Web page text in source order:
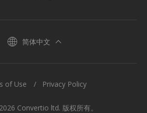
简体中文
Convertio ltd. 版权所有。
of Use Privacy Policy